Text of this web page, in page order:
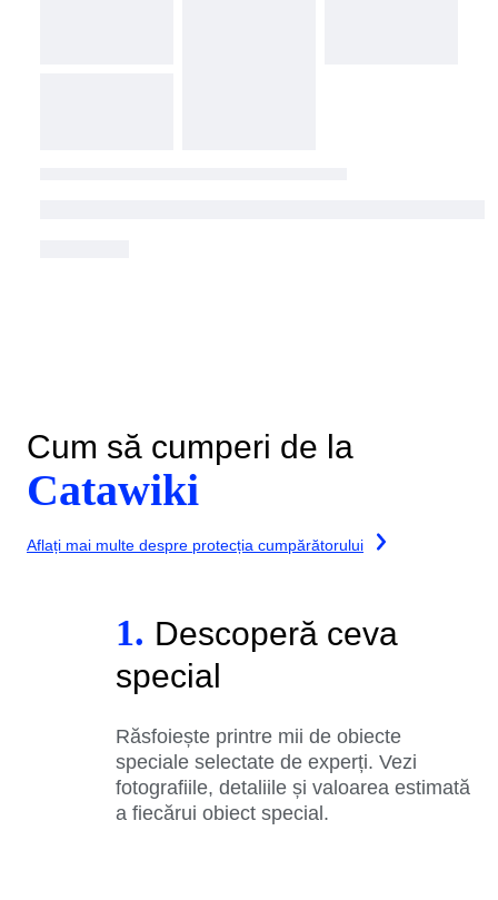
Cum să cumperi de la
Catawiki
Aflați mai multe despre protecția cumpărătorului
1. Descoperă ceva
special
Răsfoiește printre mii de obiecte
speciale selectate de experți. Vezi
fotografiile, detaliile și valoarea estimată
a fiecărui obiect special.